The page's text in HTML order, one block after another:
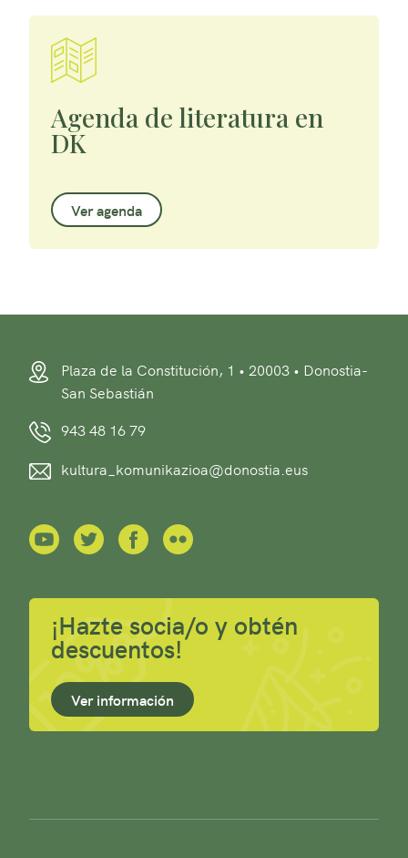
Agenda de literatura en
DK
Ver agenda
Plaza de la Constitución, 1 • 20003 • Donostia-
San Sebastián
943 48 16 79
kultura_komunikazioa@donostia.eus
¡Hazte socia/o y obtén
descuentos!
Ver información